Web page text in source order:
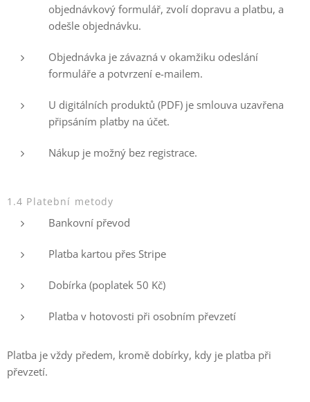
objednávkový formulář, zvolí dopravu a platbu, a
odešle objednávku.
Objednávka je závazná v okamžiku odeslání
formuláře a potvrzení e-mailem.
U digitálních produktů (PDF) je smlouva uzavřena
připsáním platby na účet.
Nákup je možný bez registrace.
1.4 Platební metody
Bankovní převod
Platba kartou přes Stripe
Dobírka (poplatek 50 Kč)
Platba v hotovosti při osobním převzetí
Platba je vždy předem, kromě dobírky, kdy je platba při
převzetí.